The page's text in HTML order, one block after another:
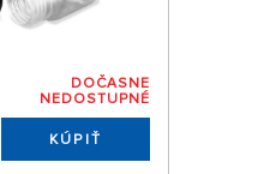
DOČASNE
NEDOSTUPNÉ
KÚPIŤ